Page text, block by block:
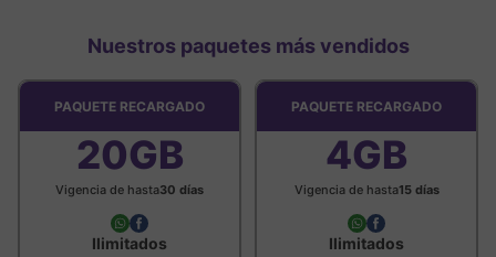
Nuestros paquetes más vendidos
PAQUETE RECARGADO
20GB
Vigencia de hasta30 días
ImageImage
Ilimitados
PAQUETE RECARGADO
4GB
Vigencia de hasta15 días
ImageImage
Ilimitados